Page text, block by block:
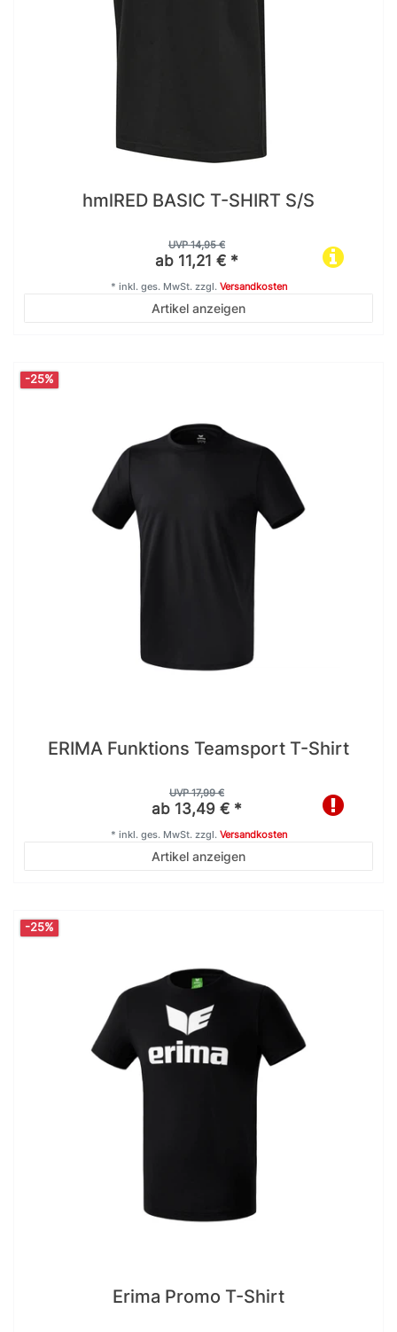
hmlRED BASIC T-SHIRT S/S
UVP 14,95 €
ab 11,21 € *
Artikel anzeigen
* inkl. ges. MwSt.zzgl. Versandkosten
-25%
ERIMA Funktions Teamsport T-Shirt
UVP 17,99 €
ab 13,49 € *
Artikel anzeigen
* inkl. ges. MwSt.zzgl. Versandkosten
-25%
Erima Promo T-Shirt